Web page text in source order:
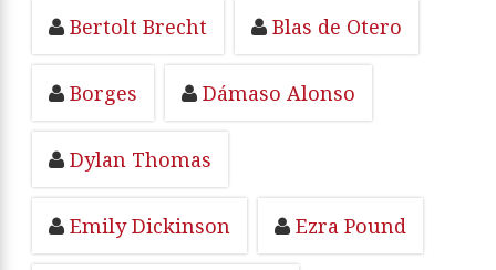
Bertolt Brecht Blas de Otero
Borges Dámaso Alonso
Dylan Thomas
Emily Dickinson Ezra Pound